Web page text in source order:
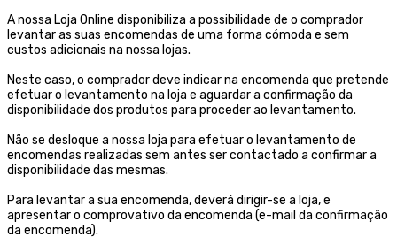
A nossa Loja Online disponibiliza a possibilidade de o comprador
levantar as suas encomendas de uma forma cómoda e sem
custos adicionais na nossa lojas.
Neste caso, o comprador deve indicar na encomenda que pretende
efetuar o levantamento na loja e aguardar a confirmação da
disponibilidade dos produtos para proceder ao levantamento.
Não se desloque a nossa loja para efetuar o levantamento de
encomendas realizadas sem antes ser contactado a confirmar a
disponibilidade das mesmas.
Para levantar a sua encomenda, deverá dirigir-se a loja, e
apresentar o comprovativo da encomenda (e-mail da confirmação
da encomenda).